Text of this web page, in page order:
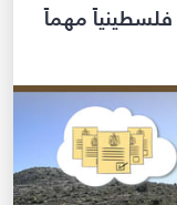
مهماً